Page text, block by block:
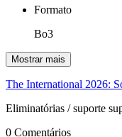
Formato
Bo3
Mostrar mais
The International 2026:
Eliminatórias / suporte
0 Comentários